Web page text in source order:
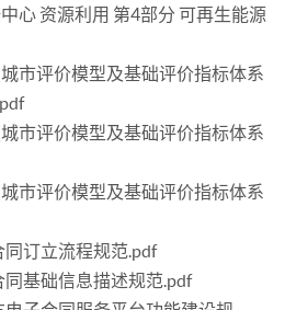
心 资源利用 第4部分 可再生能源
市评价模型及基础评价指标体系
市评价模型及基础评价指标体系
市评价模型及基础评价指标体系
订立流程规范.pdf
基础信息描述规范.pdf